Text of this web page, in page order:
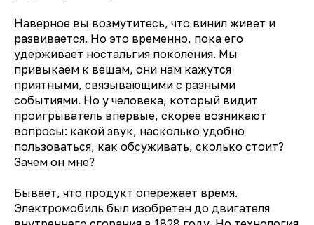
Наверное вы возмутитесь, что винил живет и
развивается. Но это временно, пока его
удерживает ностальгия поколения. Мы
привыкаем к вещам, они нам кажутся
приятными, связывающими с разными
событиями. Но у человека, который видит
проигрыватель впервые, скорее возникают
вопросы: какой звук, насколько удобно
пользоваться, как обсуживать, сколько стоит?
Зачем он мне?
Бывает, что продукт опережает время.
Электромобиль был изобретен до двигателя